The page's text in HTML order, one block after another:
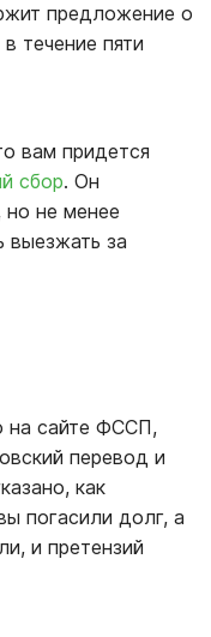
предложение о
течение пяти
вам придется
сбор. Он
но не менее
выезжать за
на сайте ФССП,
перевод и
как
погасили долг, а
и претензий